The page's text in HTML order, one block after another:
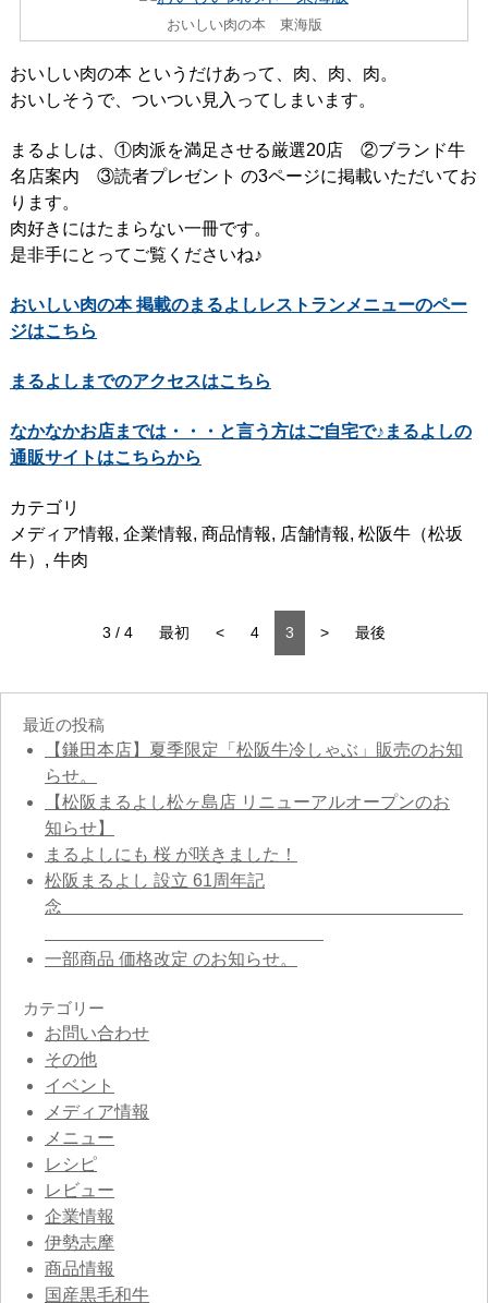
おいしい肉の本 東海版
おいしい肉の本 というだけあって、肉、肉、肉。
おいしそうで、ついつい見入ってしまいます。
まるよしは、①肉派を満足させる厳選20店 ②ブランド牛
名店案内 ③読者プレゼント の3ページに掲載いただいてお
ります。
肉好きにはたまらない一冊です。
是非手にとってご覧くださいね♪
おいしい肉の本 掲載のまるよしレストランメニューのペー
ジはこちら
まるよしまでのアクセスはこちら
なかなかお店までは・・・と言う方はご自宅で♪まるよしの
通販サイトはこちらから
カテゴリ
メディア情報, 企業情報, 商品情報, 店舗情報, 松阪牛（松坂
牛） , 牛肉
3 / 4 最初 < 4 3 > 最後
最近の投稿
【鎌田本店】夏季限定「松阪牛冷しゃぶ」販売のお知
らせ。
【松阪まるよし松ヶ島店 リニューアルオープンのお
知らせ】
まるよしにも 桜 が咲きました！
松阪まるよし 設立 61周年記
念
一部商品 価格改定 のお知らせ。
カテゴリー
お問い合わせ
その他
イベント
メディア情報
メニュー
レシピ
レビュー
企業情報
伊勢志摩
商品情報
国産黒毛和牛